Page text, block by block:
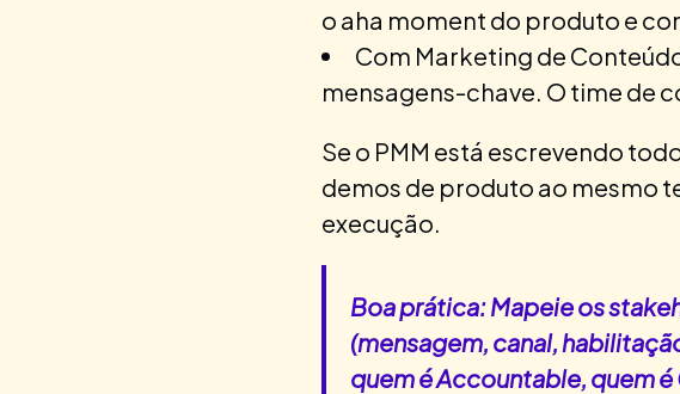
o aha moment do produto e
Com Marketing de
mensagens-chave. O time de
Se o PMM está escrevendo
demos de produto ao mesmo
execução.
Boa prática:Mapeie os
(mensagem, canal,
quem é Accountable, quem